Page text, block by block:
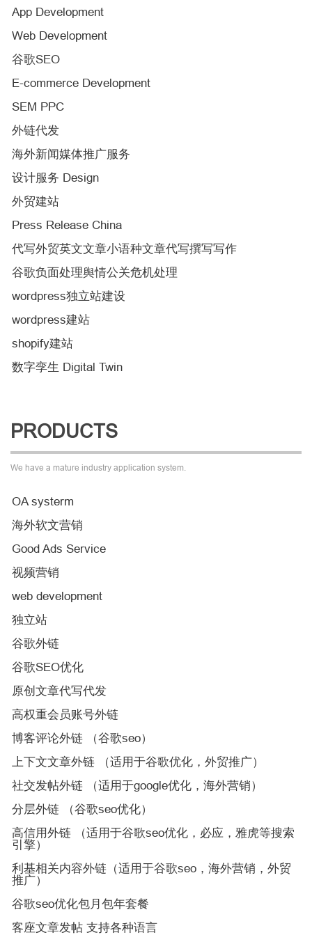
App Development
Web Development
谷歌SEO
E-commerce Development
SEM PPC
外链代发
海外新闻媒体推广服务
设计服务 Design
外贸建站
Press Release China
代写外贸英文文章小语种文章代写撰写写作
谷歌负面处理舆情公关危机处理
wordpress独立站建设
wordpress建站
shopify建站
数字孪生 Digital Twin
PRODUCTS
We have a mature industry application system.
OA systerm
海外软文营销
Good Ads Service
视频营销
web development
独立站
谷歌外链
谷歌SEO优化
原创文章代写代发
高权重会员账号外链
博客评论外链 （谷歌seo）
上下文文章外链 （适用于谷歌优化，外贸推广）
社交发帖外链 （适用于google优化，海外营销）
分层外链 （谷歌seo优化）
高信用外链 （适用于谷歌seo优化，必应，雅虎等搜索
引擎）
利基相关内容外链（适用于谷歌seo，海外营销，外贸
推广）
谷歌seo优化包月包年套餐
客座文章发帖 支持各种语言